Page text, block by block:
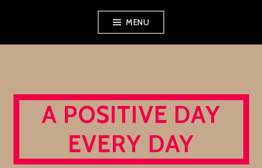
MENU
A POSITIVE DAY
EVERY DAY